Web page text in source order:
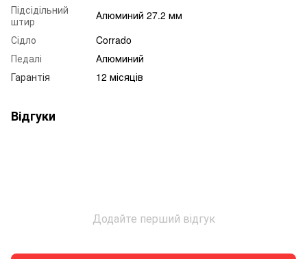
Підсідільний
штир
Алюминий 27.2 мм
Сідло
Corrado
Педалі
Алюминий
Гарантія
12 місяців
Відгуки
Додайте перший відгук